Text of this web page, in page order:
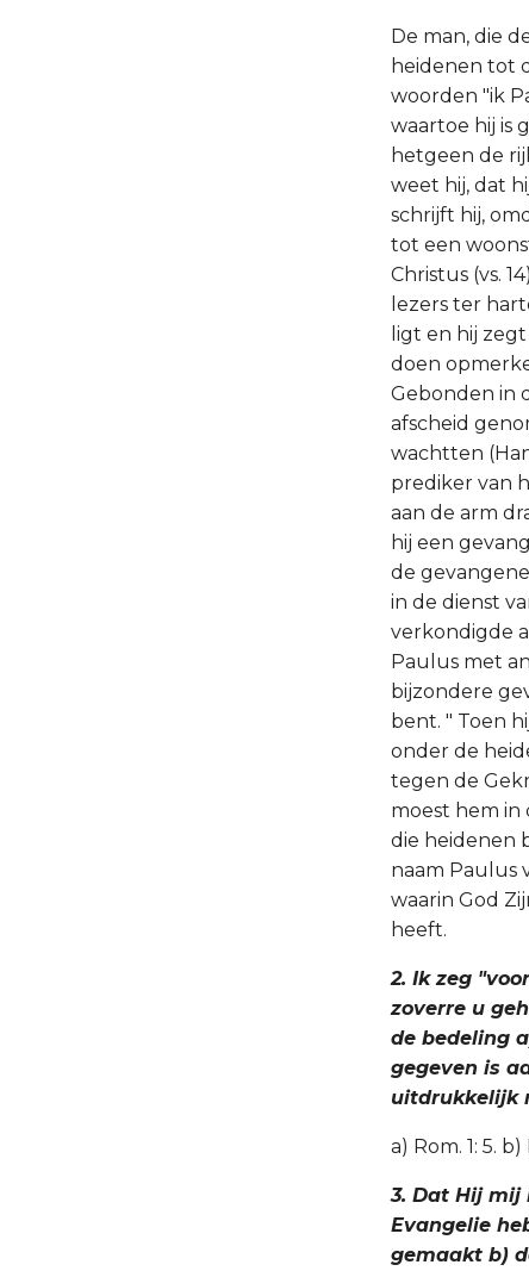
De man, die
heidenen tot
woorden "ik
waartoe hij is
hetgeen de
weet hij, dat
schrijft hij,
tot een
Christus (vs.
lezers ter
ligt en hij
doen
Gebonden in
afscheid
wachtten
prediker van
aan de arm
hij een
de gevangene
in de dienst
verkondigde
Paulus met
bijzondere
bent. " Toen
onder de
tegen de
moest hem in
die heidenen
naam Paulus
waarin God
heeft.
2. Ik zeg
zoverre u
de bedeling
gegeven is
uitdrukkelijk
a) Rom. 1: 5.
3. Dat Hij mij
Evangelie
gemaakt b)